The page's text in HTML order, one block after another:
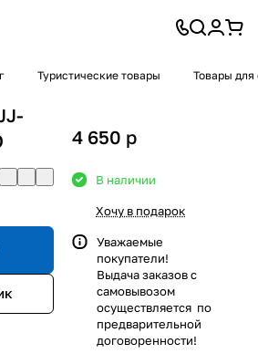
Туристические товары Товары для
4 650 p
В наличии
Хочу в подарок
Уважаемые
покупатели!
Выдача заказов с
самовывозом
осуществляется по
предварительной
договоренности!